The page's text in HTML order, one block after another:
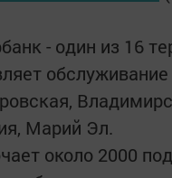
- один из 16
Марий Эл.
около 2000